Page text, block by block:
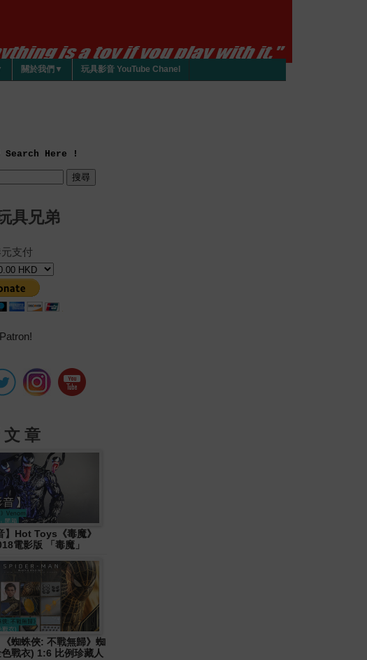
關於我們▼ 玩具影音 YouTube Chanel
Search Here !
具兄弟
元支付
文 章
】Hot Toys《毒魔》
電影版 「毒魔」
蜘蛛俠: 不戰無歸》蜘
戰衣) 1:6 比例珍藏人